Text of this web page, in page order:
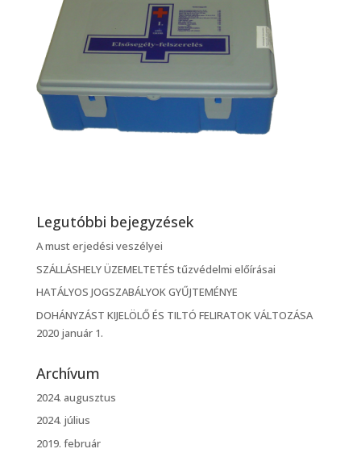
Legutóbbi bejegyzések
A must erjedési veszélyei
SZÁLLÁSHELY ÜZEMELTETÉS tűzvédelmi előírásai
HATÁLYOS JOGSZABÁLYOK GYŰJTEMÉNYE
DOHÁNYZÁST KIJELÖLŐ ÉS TILTÓ FELIRATOK VÁLTOZÁSA
2020 január 1.
Archívum
2024. augusztus
2024. július
2019. február